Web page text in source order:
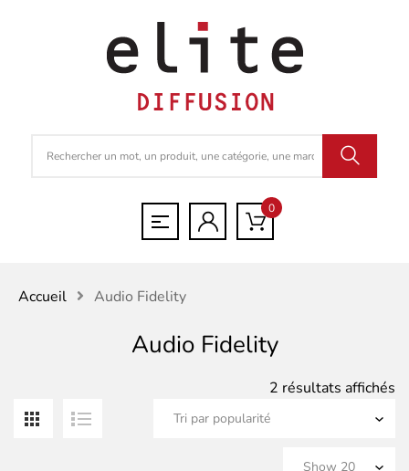
0
Accueil Audio Fidelity
Audio Fidelity
2 résultats affichés